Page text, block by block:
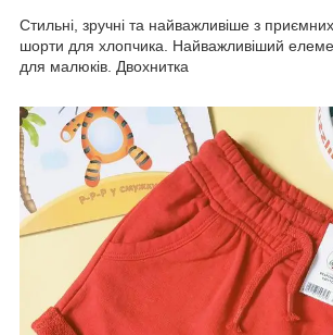
Стильні, зручні та найважливіше з
шорти для хлопчика. Найважливіший
для малюків. Двохнитка